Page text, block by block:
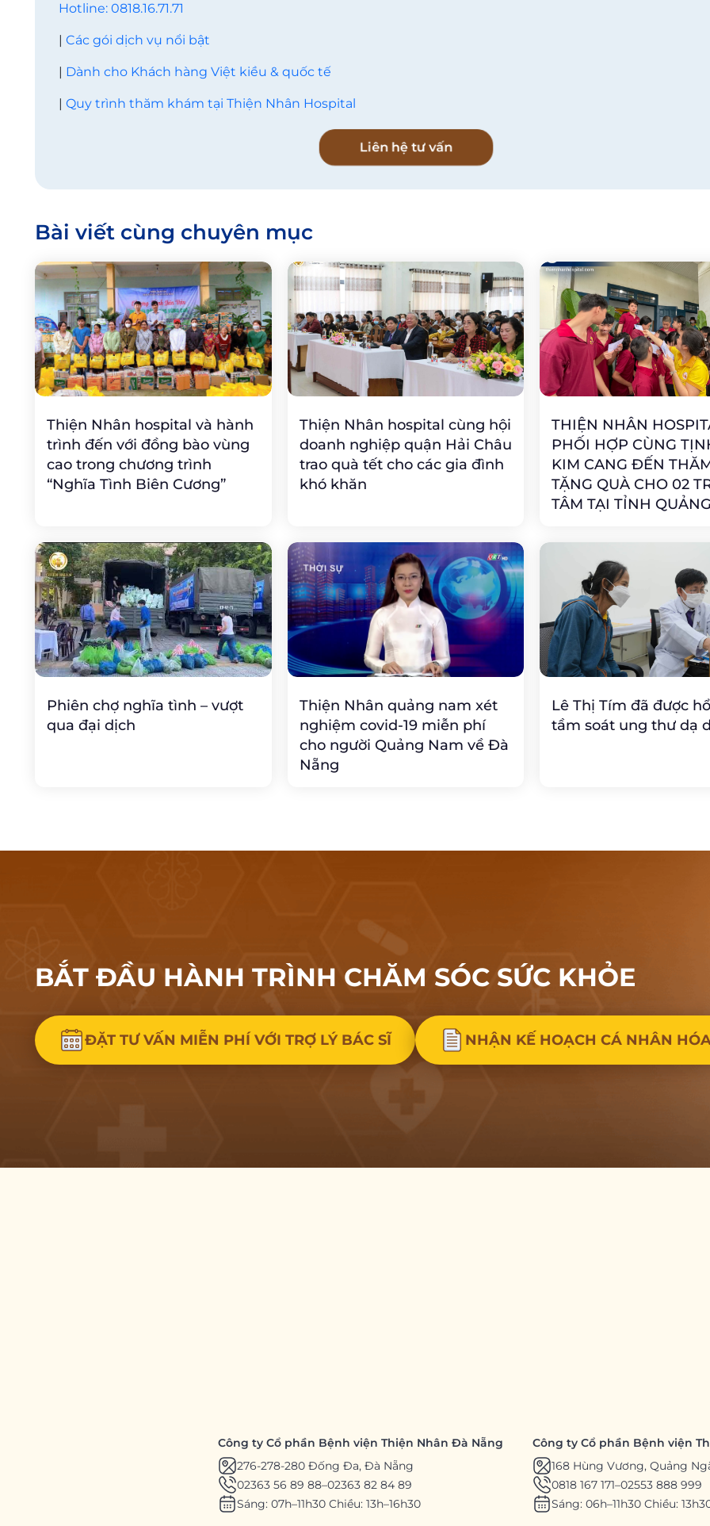
Hotline: 0818.16.71.71
| Các gói dịch vụ nổi bật
| Dành cho Khách hàng Việt kiều & quốc tế
| Quy trình thăm khám tại Thiện Nhân Hospital
Liên hệ tư vấn
Bài viết cùng chuyên mục
Thiện Nhân hospital và hành
trình đến với đồng bào vùng
cao trong chương trình
“Nghĩa Tình Biên Cương”
Thiện Nhân hospital cùng hội
doanh nghiệp quận Hải Châu
trao quà tết cho các gia đình
khó khăn
THIỆN NHÂN
PHỐI HỢP CÙNG
KIM CANG ĐẾN
TẶNG QUÀ CHO 02
TÂM TẠI TỈNH
Phiên chợ nghĩa tình – vượt
qua đại dịch
Thiện Nhân quảng nam xét
nghiệm covid-19 miễn phí
cho người Quảng Nam về Đà
Nẵng
Lê Thị Tím đã được
tầm soát ung thư dạ
BẮT ĐẦU HÀNH TRÌNH CHĂM SÓC SỨC KHỎE
ĐẶT TƯ VẤN MIỄN PHÍ VỚI TRỢ LÝ BÁC SĨ NHẬN KẾ HOẠCH CÁ NHÂN
Công ty Cổ phần Bệnh viện Thiện Nhân Đà Nẵng
276-278-280 Đống Đa, Đà Nẵng
02363 56 89 88–02363 82 84 89
Sáng: 07h–11h30 Chiều: 13h–16h30
Công ty Cổ phần Bệnh viện
168 Hùng Vương, Quảng
0818 167 171–02553 888 999
Sáng: 06h–11h30 Chiều: